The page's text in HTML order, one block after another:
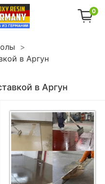
0
в Аргун
в Аргун